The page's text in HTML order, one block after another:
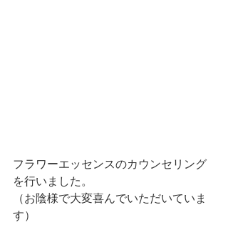
フラワーエッセンスのカウンセリング
を行いました。
（お陰様で大変喜んでいただいていま
す）